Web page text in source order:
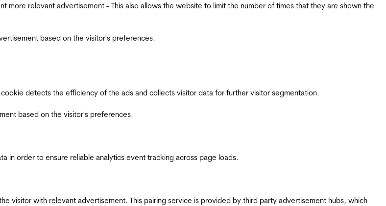
relevant advertisement - This also allows the website to limit the number of times that they are shown the
based on the visitor's preferences.
detects the efficiency of the ads and collects visitor data for further visitor segmentation.
based on the visitor's preferences.
in order to ensure reliable analytics event tracking across page loads.
visitor with relevant advertisement. This pairing service is provided by third party advertisement hubs, which